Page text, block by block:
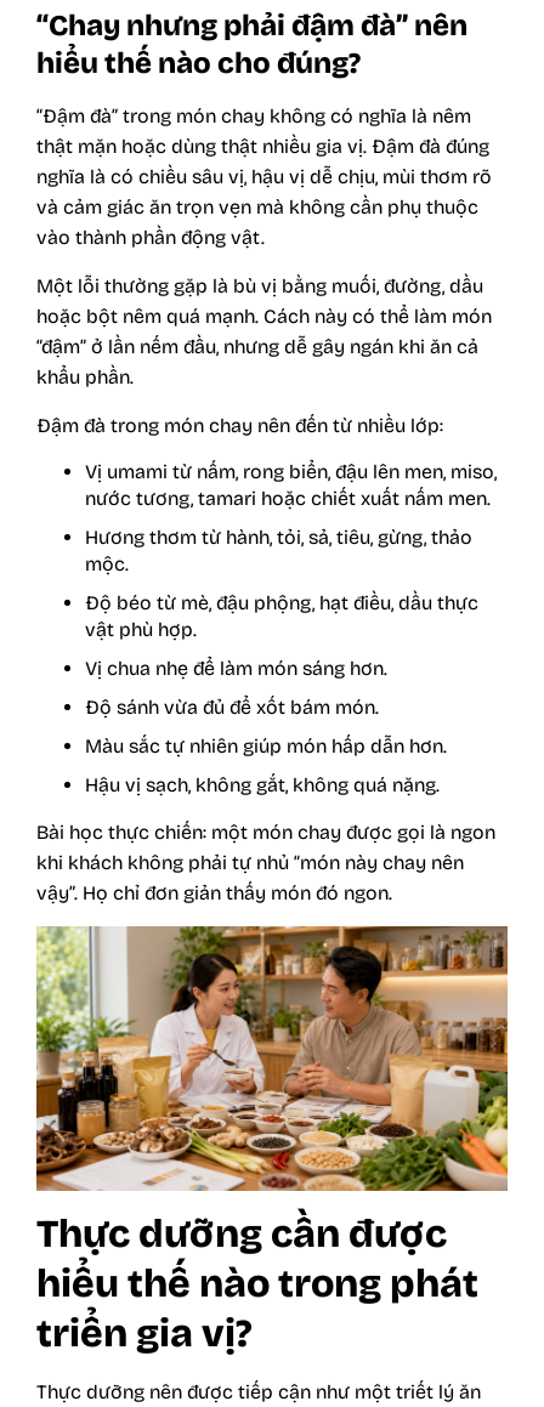
“Chay nhưng phải đậm đà” nên
hiểu thế nào cho đúng?
“Đậm đà” trong món chay không có nghĩa là nêm
thật mặn hoặc dùng thật nhiều gia vị. Đậm đà đúng
nghĩa là có chiều sâu vị, hậu vị dễ chịu, mùi thơm rõ
và cảm giác ăn trọn vẹn mà không cần phụ thuộc
vào thành phần động vật.
Một lỗi thường gặp là bù vị bằng muối, đường, dầu
hoặc bột nêm quá mạnh. Cách này có thể làm món
“đậm” ở lần nếm đầu, nhưng dễ gây ngán khi ăn cả
khẩu phần.
Đậm đà trong món chay nên đến từ nhiều lớp:
Vị umami từ nấm, rong biển, đậu lên men, miso,
nước tương, tamari hoặc chiết xuất nấm men.
Hương thơm từ hành, tỏi, sả, tiêu, gừng, thảo
mộc.
Độ béo từ mè, đậu phộng, hạt điều, dầu thực
vật phù hợp.
Vị chua nhẹ để làm món sáng hơn.
Độ sánh vừa đủ để xốt bám món.
Màu sắc tự nhiên giúp món hấp dẫn hơn.
Hậu vị sạch, không gắt, không quá nặng.
Bài học thực chiến: một món chay được gọi là ngon
khi khách không phải tự nhủ “món này chay nên
vậy”. Họ chỉ đơn giản thấy món đó ngon.
Thực dưỡng cần được
hiểu thế nào trong phát
triển gia vị?
Thực dưỡng nên được tiếp cận như một triết lý ăn